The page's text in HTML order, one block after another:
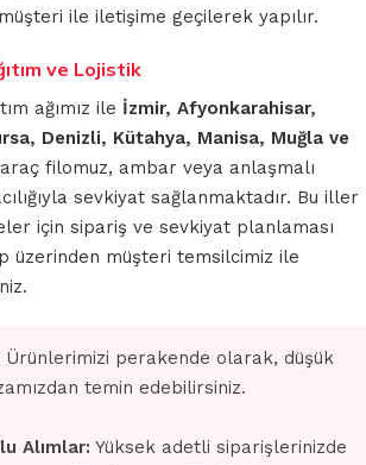
ile iletişime geçilerek yapılır.
ve Lojistik
ağımız ile İzmir, Afyonkarahisar,
Denizli, Kütahya, Manisa, Muğla ve
filomuz, ambar veya anlaşmalı
sevkiyat sağlanmaktadır. Bu iller
için sipariş ve sevkiyat planlaması
üzerinden müşteri temsilcimiz ile
Ürünlerimizi perakende olarak, düşük
temin edebilirsiniz.
Alımlar: Yüksek adetli siparişlerinizde